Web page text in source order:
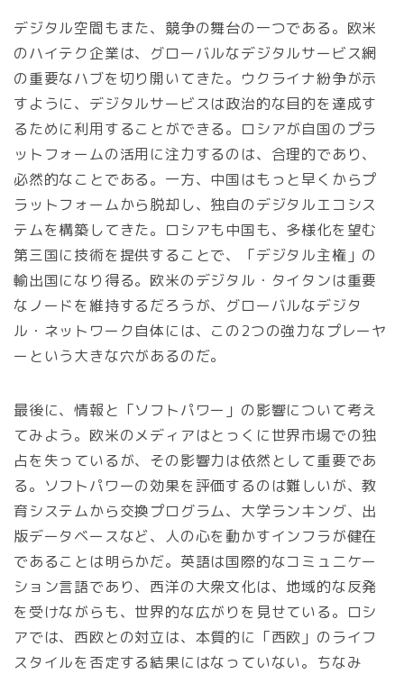
デジタル空間もまた、競争の舞台の一つである。欧米
のハイテク企業は、グローバルなデジタルサービス網
の重要なハブを切り開いてきた。ウクライナ紛争が示
すように、デジタルサービスは政治的な目的を達成す
るために利用することができる。ロシアが自国のプラ
ットフォームの活用に注力するのは、合理的であり、
必然的なことである。一方、中国はもっと早くからプ
ラットフォームから脱却し、独自のデジタルエコシス
テムを構築してきた。ロシアも中国も、多様化を望む
第三国に技術を提供することで、「デジタル主権」の
輸出国になり得る。欧米のデジタル・タイタンは重要
なノードを維持するだろうが、グローバルなデジタ
ル・ネットワーク自体には、この2つの強力なプレーヤ
ーという大きな穴があるのだ。
最後に、情報と「ソフトパワー」の影響について考え
てみよう。欧米のメディアはとっくに世界市場での独
占を失っているが、その影響力は依然として重要であ
る。ソフトパワーの効果を評価するのは難しいが、教
育システムから交換プログラム、大学ランキング、出
版データベースなど、人の心を動かすインフラが健在
であることは明らかだ。英語は国際的なコミュニケー
ション言語であり、西洋の大衆文化は、地域的な反発
を受けながらも、世界的な広がりを見せている。ロシ
アでは、西欧との対立は、本質的に「西欧」のライフ
スタイルを否定する結果にはなっていない。ちなみ